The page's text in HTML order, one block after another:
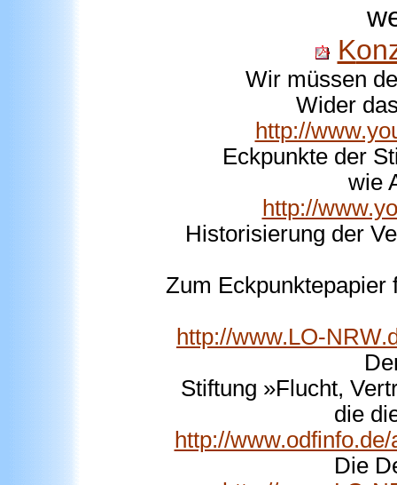
K
Wir müssen
Wider
http://
Eckpunkte der
wie
http://
Historisierung der
Zum Eckpunktepapier
http://www.LO-
Stiftung »Flucht,
die
http://
Die